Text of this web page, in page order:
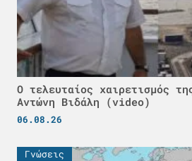
Ο τελευταίος χαιρετισμός
Αντώνη Βιδάλη (video)
06.08.26
Γνώσεις